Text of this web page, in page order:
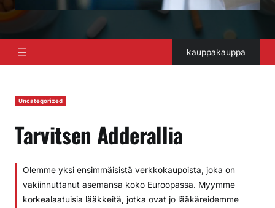
kauppakauppa
Uncategorized
Tarvitsen Adderallia
Olemme yksi ensimmäisistä verkkokaupoista, joka on
vakiinnuttanut asemansa koko Euroopassa. Myymme
korkealaatuisia lääkkeitä, jotka ovat jo lääkäreidemme